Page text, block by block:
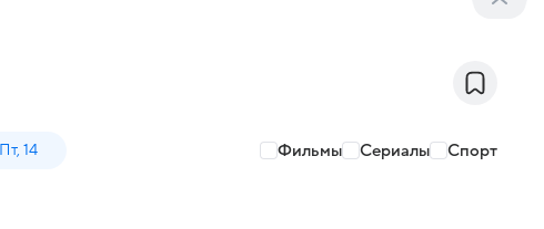
Пт, 14 Фильмы Сериалы Спорт